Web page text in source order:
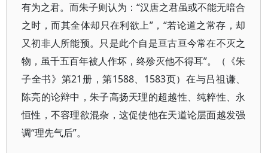
有为之君。而朱子则认为：“汉唐之君虽或不能无暗合
之时，而其全体却只在利欲上”，“若论道之常存，却
又初非人所能预。只是此个自是亘古亘今常在不灭之
物，虽千五百年被人作坏，终殄灭他不得耳”。（《朱
子全书》第21册，第1588、1583页）在与吕祖谦、
陈亮的论辩中，朱子高扬天理的超越性、纯粹性、永
恒性，不容理欲混杂，这促使他在天道论层面越发强
调“理先气后”。